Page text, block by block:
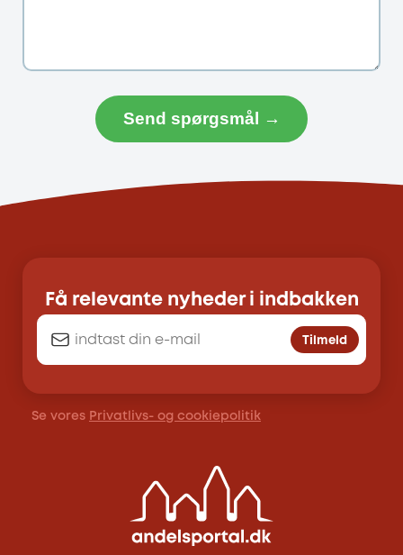
Send spørgsmål →
Få relevante nyheder i indbakken
Tilmeld
Se vores Privatlivs- og cookiepolitik